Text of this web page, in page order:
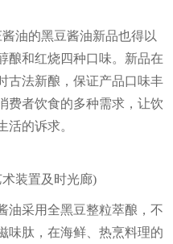
油的黑豆酱油新品也得以
酿和红烧四种口味。新品在
古法新酿，保证产品口味丰
费者饮食的多种需求，让饮
活的诉求。
装置及时光廊)
油采用全黑豆整粒萃酿，不
味肽，在海鲜、热烹料理的